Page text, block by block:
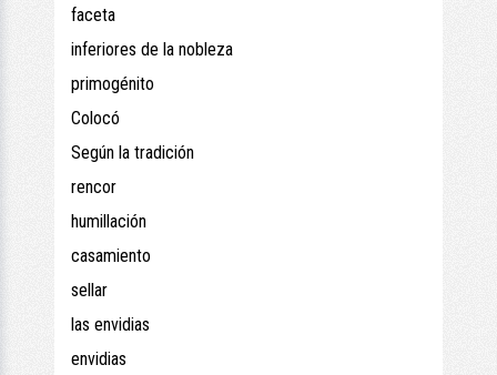
faceta
inferiores de la nobleza
primogénito
Colocó
Según la tradición
rencor
humillación
casamiento
sellar
las envidias
envidias